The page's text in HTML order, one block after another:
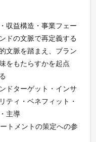
収益構造・事業フェー
ドの文脈で再定義する
文脈を踏まえ、ブラン
をもたらすかを起点
ドターゲット・インサ
ティ・ベネフィット・
主導
トメントの策定への参